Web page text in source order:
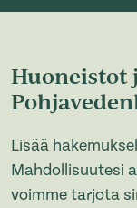
Huoneistot
Lisää
Mahdollisuutesi
voimme tarjota